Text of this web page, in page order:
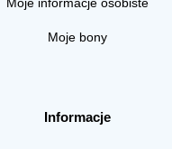
Moje informacje osobiste
Moje bony
Informacje